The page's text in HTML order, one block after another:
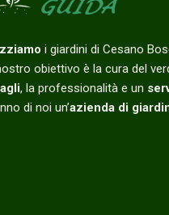
i giardini di Cesano
obiettivo è la cura del
, la professionalità e un
di noi un’azienda di